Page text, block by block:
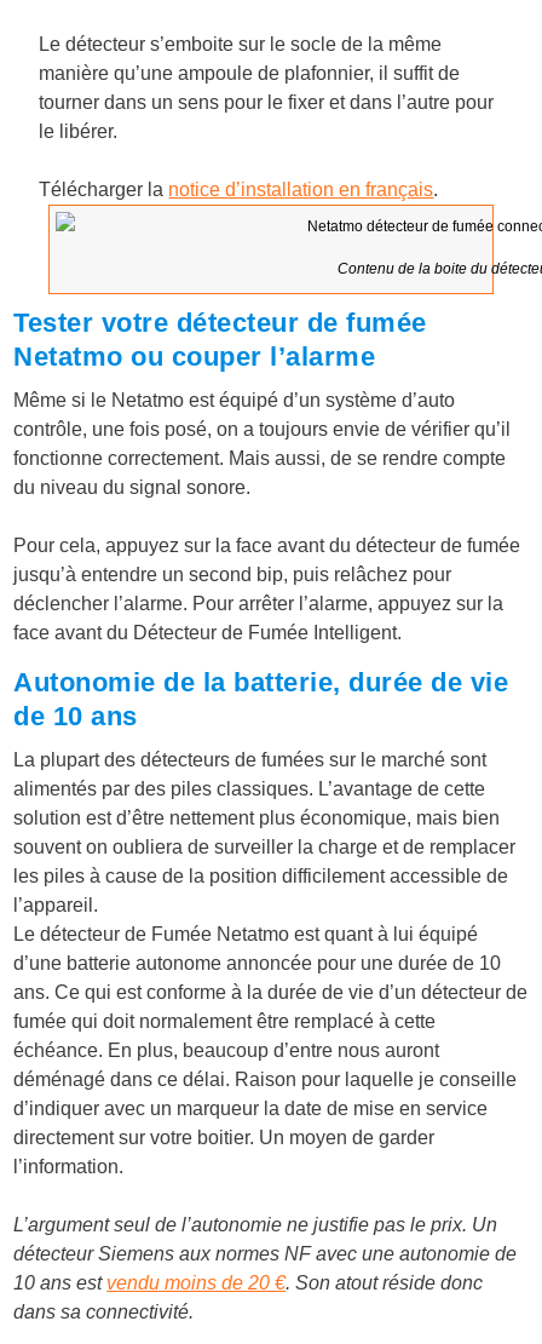
Le détecteur s’emboite sur le socle de la même
manière qu’une ampoule de plafonnier, il suffit de
tourner dans un sens pour le fixer et dans l’autre pour
le libérer.
Télécharger la notice d’installation en français.
Contenu de la boite du
Tester votre détecteur de fumée
Netatmo ou couper l’alarme
Même si le Netatmo est équipé d’un système d’auto
contrôle, une fois posé, on a toujours envie de vérifier qu’il
fonctionne correctement. Mais aussi, de se rendre compte
du niveau du signal sonore.
Pour cela, appuyez sur la face avant du détecteur de fumée
jusqu’à entendre un second bip, puis relâchez pour
déclencher l’alarme. Pour arrêter l’alarme, appuyez sur la
face avant du Détecteur de Fumée Intelligent.
Autonomie de la batterie, durée de vie
de 10 ans
La plupart des détecteurs de fumées sur le marché sont
alimentés par des piles classiques. L’avantage de cette
solution est d’être nettement plus économique, mais bien
souvent on oubliera de surveiller la charge et de remplacer
les piles à cause de la position difficilement accessible de
l’appareil.
Le détecteur de Fumée Netatmo est quant à lui équipé
d’une batterie autonome annoncée pour une durée de 10
ans. Ce qui est conforme à la durée de vie d’un détecteur de
fumée qui doit normalement être remplacé à cette
échéance. En plus, beaucoup d’entre nous auront
déménagé dans ce délai. Raison pour laquelle je conseille
d’indiquer avec un marqueur la date de mise en service
directement sur votre boitier. Un moyen de garder
l’information.
L’argument seul de l’autonomie ne justifie pas le prix. Un
détecteur Siemens aux normes NF avec une autonomie de
10 ans est vendu moins de 20 €. Son atout réside donc
dans sa connectivité.